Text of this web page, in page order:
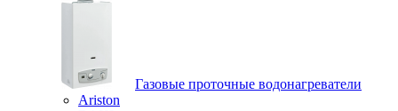
Газовые проточные водонагреватели
Ariston